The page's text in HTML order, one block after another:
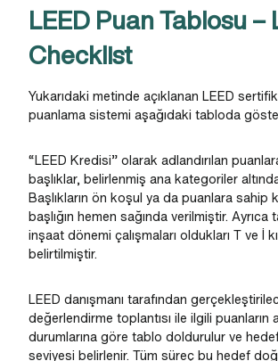
LEED Puan Tablosu –
Checklist
Yukarıdaki metinde açıklanan LEED
puanlama sistemi aşağıdaki tabloda
“LEED Kredisi” olarak adlandırılan
başlıklar, belirlenmiş ana kategoriler
Başlıkların ön koşul ya da puanlara sahip
başlığın hemen sağında verilmiştir. Ayrıca
inşaat dönemi çalışmaları oldukları T ve İ
belirtilmiştir.
LEED danışmanı tarafından
değerlendirme toplantısı ile ilgili puanların
durumlarına göre tablo doldurulur ve
seviyesi belirlenir. Tüm süreç bu hedef